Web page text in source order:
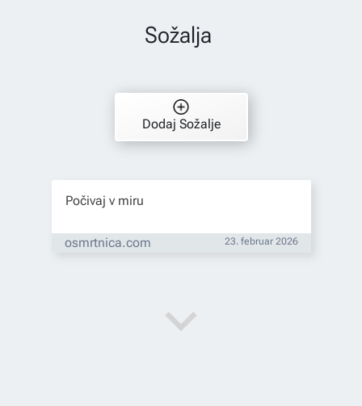
Sožalja
Dodaj Sožalje
Počivaj v miru
osmrtnica.com 23. februar 2026